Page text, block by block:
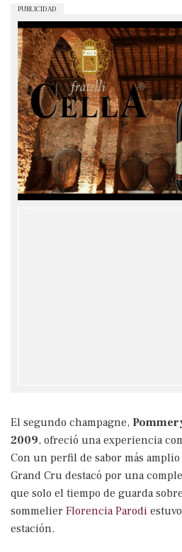
PUBLICIDAD
El segundo champagne,
2009, ofreció una experiencia
Con un perfil de sabor más
Grand Cru destacó por una
que solo el tiempo de guarda
sommelier Florencia Parodi
estación.